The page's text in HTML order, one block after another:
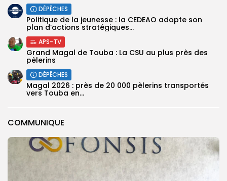
COMMUNIQUE
DÉPÊCHES
Politique de la jeunesse : la CEDEAO adopte son
plan d’actions stratégiques...
APS-TV
Grand Magal de Touba : La CSU au plus près des
pèlerins
DÉPÊCHES
Magal 2026 : près de 20 000 pèlerins transportés
vers Touba en...